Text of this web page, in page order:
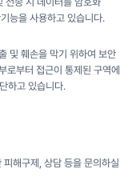
능을 사용하고 있습니다.
및 훼손을 막기 위하여 보안
로부터 접근이 통제된 구역에
하고 있습니다.
해구제, 상담 등을 문의하실